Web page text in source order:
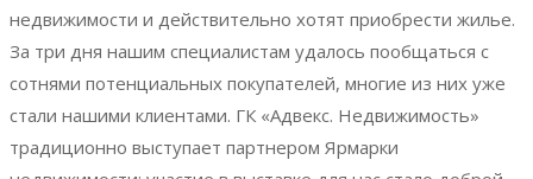
недвижимости и действительно хотят приобрести жилье.
За три дня нашим специалистам удалось пообщаться с
сотнями потенциальных покупателей, многие из них уже
стали нашими клиентами. ГК «Адвекс. Недвижимость»
традиционно выступает партнером Ярмарки